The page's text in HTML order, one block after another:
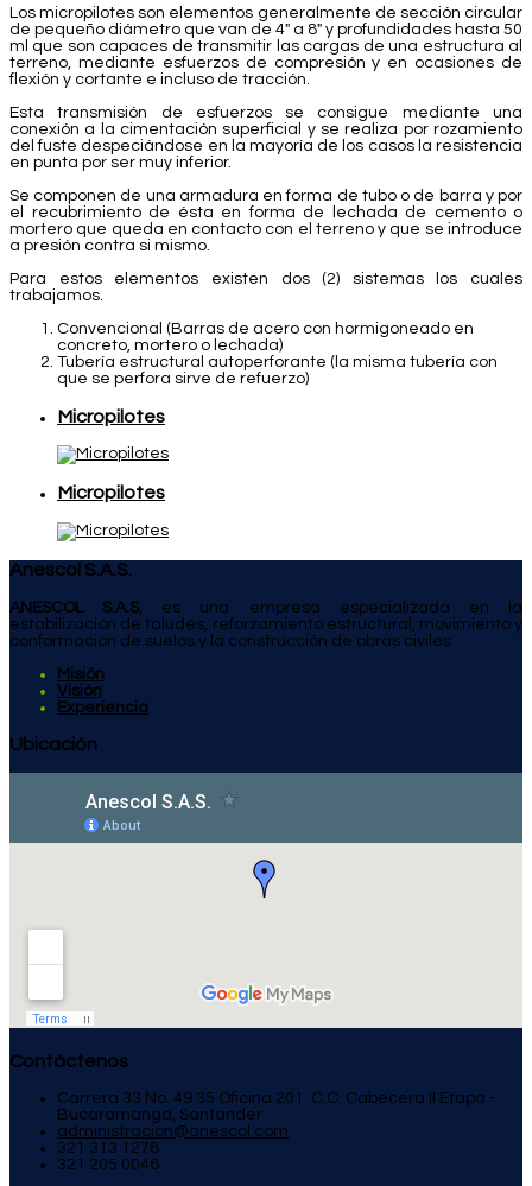
Los micropilotes son elementos generalmente de sección circular
de pequeño diámetro que van de 4" a 8" y profundidades hasta 50
ml que son capaces de transmitir las cargas de una estructura al
terreno, mediante esfuerzos de compresión y en ocasiones de
flexión y cortante e incluso de tracción.
Esta transmisión de esfuerzos se consigue mediante una
conexión a la cimentación superficial y se realiza por rozamiento
del fuste despeciándose en la mayoría de los casos la resistencia
en punta por ser muy inferior.
Se componen de una armadura en forma de tubo o de barra y por
el recubrimiento de ésta en forma de lechada de cemento o
mortero que queda en contacto con el terreno y que se introduce
a presión contra si mismo.
Para estos elementos existen dos (2) sistemas los cuales
trabajamos.
Convencional (Barras de acero con hormigoneado en
concreto, mortero o lechada)
Tubería estructural autoperforante (la misma tubería con
que se perfora sirve de refuerzo)
Micropilotes
Micropilotes
Anescol S.A.S.
ANESCOL S.A.S, es una empresa especializada en la
estabilización de taludes, reforzamiento estructural, movimiento y
conformación de suelos y la construcción de obras civiles
Misión
Visión
Experiencia
Ubicación
Contáctenos
Carrera 33 No. 49 35 Oficina 201. C.C. Cabecera II Etapa -
Bucaramanga, Santander
administracion@anescol.com
321 313 1278
321 205 0046